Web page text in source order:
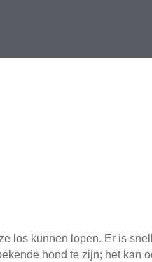
los kunnen lopen. Er is
hond te zijn; het kan